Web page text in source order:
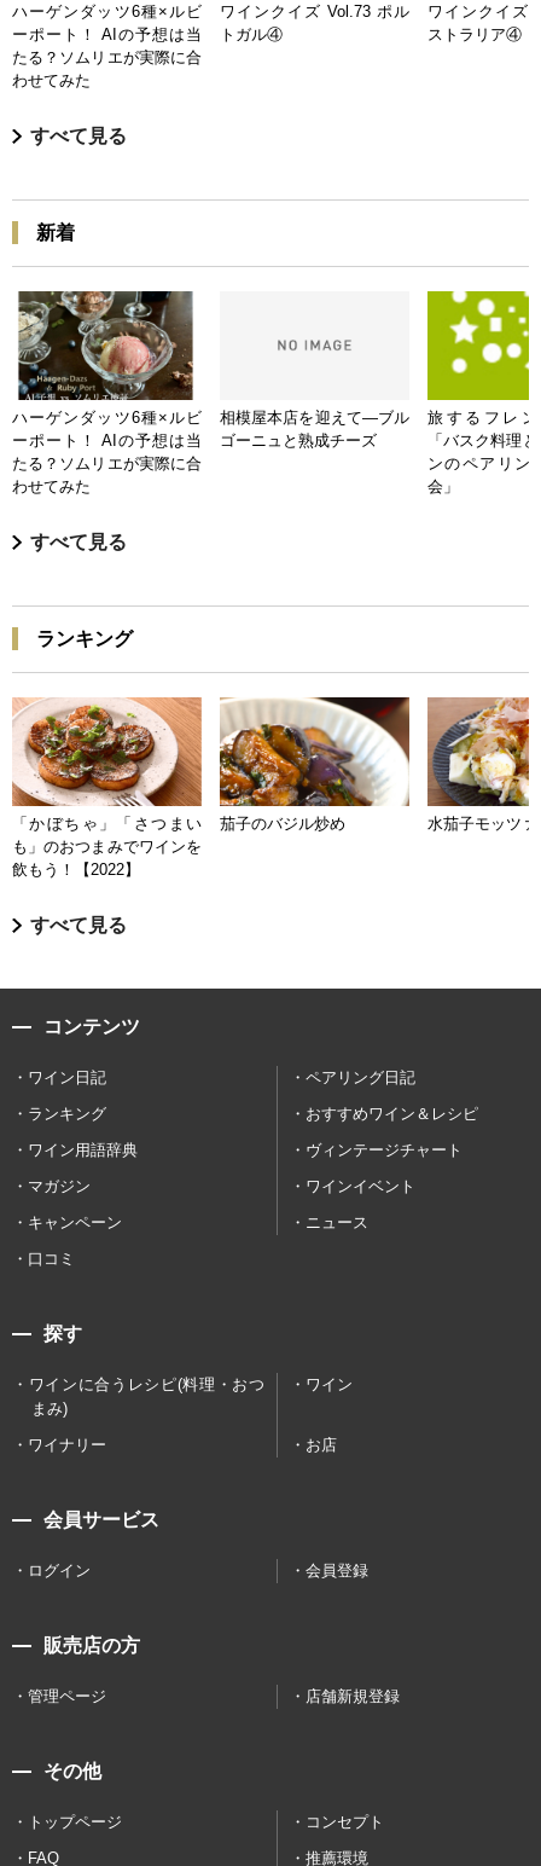
ハーゲンダッツ6種×ルビ
ーポート！ AIの予想は当
たる？ソムリエが実際に合
わせてみた
ワインクイズ Vol.73 ポル
トガル④
ワインクイズ
ストラリア④
すべて見る
新着
ハーゲンダッツ6種×ルビ
ーポート！ AIの予想は当
たる？ソムリエが実際に合
わせてみた
相模屋本店を迎えて―ブル
ゴーニュと熟成チーズ
旅するフレン
「バスク料理
ンのペアリン
会」
すべて見る
ランキング
「かぼちゃ」「さつまい
も」のおつまみでワインを
飲もう！【2022】
茄子のバジル炒め 水茄子モッツァ
すべて見る
コンテンツ
ワイン日記
ペアリング日記
ランキング
おすすめワイン＆レシピ
ワイン用語辞典
ヴィンテージチャート
マガジン
ワインイベント
キャンペーン
ニュース
口コミ
探す
ワインに合うレシピ(料理・おつ
まみ)
ワイン
ワイナリー お店
会員サービス
ログイン 会員登録
販売店の方
管理ページ 店舗新規登録
その他
トップページ
コンセプト
FAQ
推薦環境